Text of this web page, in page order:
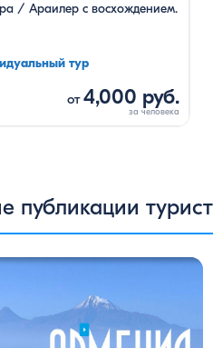
/ Араилер с восхождением.
тур
от4,000 руб.
публикации
туристок, вдохновившись
о своем путешествии, передав
кадры и музыку атмосферу нашей
В этом видео – живые эмоции,